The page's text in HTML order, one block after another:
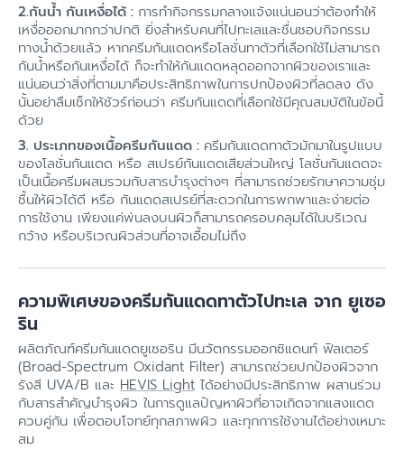
2.กันน้ำ กันเหงื่อได้ : การทำกิจกรรมกลางแจ้งแน่นอนว่าต้องทำให้
เหงื่อออกมากกว่าปกติ ยิ่งสำหรับคนที่ไปทะเลและชื่นชอบกิจกรรม
ทางน้ำด้วยแล้ว หากครีมกันแดดหรือโลชั่นทาตัวที่เลือกใช้ไม่สามารถ
กันน้ำหรือกันเหงื่อได้ ก็จะทำให้กันแดดหลุดออกจากผิวของเราและ
แน่นอนว่าสิ่งที่ตามมาคือประสิทธิภาพในการปกป้องผิวที่ลดลง ดัง
นั้นอย่าลืมเช็กให้ชัวร์ก่อนว่า ครีมกันแดดที่เลือกใช้มีคุณสมบัติในข้อนี้
ด้วย
3. ประเภทของเนื้อครีมกันแดด : ครีมกันแดดทาตัวมักมาในรูปแบบ
ของโลชั่นกันแดด หรือ สเปรย์กันแดดเสียส่วนใหญ่ โลชั่นกันแดดจะ
เป็นเนื้อครีมผสมรวมกับสารบำรุงต่างๆ ที่สามารถช่วยรักษาความชุ่ม
ชื้นให้ผิวได้ดี หรือ กันแดดสเปรย์ที่สะดวกในการพกพาและง่ายต่อ
การใช้งาน เพียงแค่พ่นลงบนผิวก็สามารถครอบคลุมได้ในบริเวณ
กว้าง หรือบริเวณผิวส่วนที่อาจเอื้อมไม่ถึง
ความพิเศษของครีมกันแดดทาตัวไปทะเล จาก ยูเซอ
ริน
ผลิตภัณฑ์ครีมกันแดดยูเซอริน มีนวัตกรรมออกซิแดนท์ ฟิลเตอร์
(Broad-Spectrum Oxidant Filter) สามารถช่วยปกป้องผิวจาก
รังสี UVA/B และ HEVIS Light ได้อย่างมีประสิทธิภาพ ผสานร่วม
กับสารสำคัญบำรุงผิว ในการดูแลปัญหาผิวที่อาจเกิดจากแสงแดด
ควบคู่กัน เพื่อตอบโจทย์ทุกสภาพผิว และทุกการใช้งานได้อย่างเหมาะ
สม